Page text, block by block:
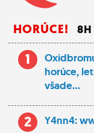
HORÚCE! 8H
1
horúce,
všade...
2 Y4nn4: